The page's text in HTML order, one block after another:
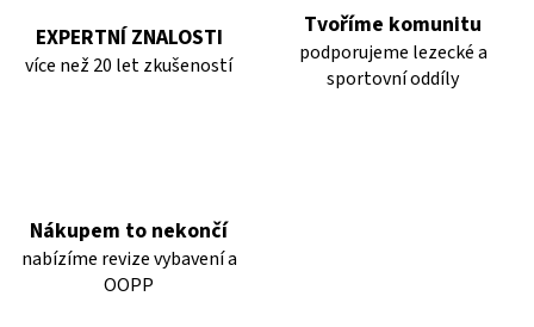
EXPERTNÍ ZNALOSTI
více než 20 let zkušeností
Tvoříme komunitu
podporujeme lezecké a
sportovní oddíly
Nákupem to nekončí
nabízíme revize vybavení a
OOPP